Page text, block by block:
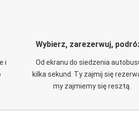
i
Wybierz, zarezerwuj,
Od ekranu do siedzenia
kilka sekund. Ty zajmij się
my zajmiemy się resztą.